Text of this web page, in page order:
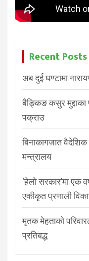
Recent Posts
अब दुई घण्टामा
बैङ्किङ कसुर मुद्दाका
पक्राउ
बिनाकागजात वैदेशिक
मन्त्रालय
‘हेलो सरकार’मा एक
एकीकृत प्रणाली
मृतक मेहताको
प्रतिबद्ध